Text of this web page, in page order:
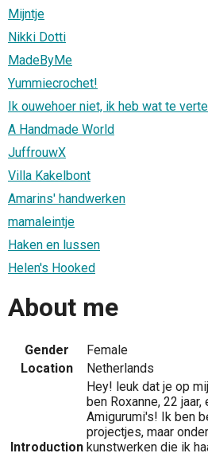
Mijntje
Nikki Dotti
MadeByMe
Yummiecrochet!
Ik ouwehoer niet, ik heb wat te
A Handmade World
JuffrouwX
Villa Kakelbont
Amarins' handwerken
mamaleintje
Haken en lussen
Helen's Hooked
About me
Gender
Female
Location
Netherlands
Introduction
Hey! leuk dat je op
ben Roxanne, 22 jaar,
Amigurumi's! Ik ben
projectjes, maar
kunstwerken die ik